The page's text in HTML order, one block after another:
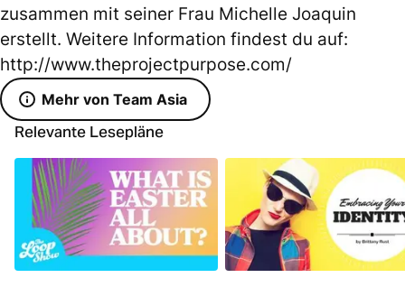
zusammen mit seiner Frau Michelle Joaquin
erstellt. Weitere Information findest du auf:
http://www.theprojectpurpose.com/
Mehr von Team Asia
Relevante Lesepläne